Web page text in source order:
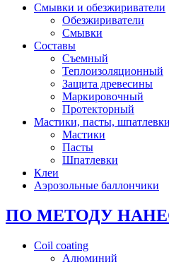
Смывки и обезжириватели
Обезжириватели
Смывки
Составы
Съемный
Теплоизоляционный
Защита древесины
Маркировочный
Протекторный
Мастики, пасты, шпатлевки
Мастики
Пасты
Шпатлевки
Клеи
Аэрозольные баллончики
ПО МЕТОДУ
Coil coating
Алюминий